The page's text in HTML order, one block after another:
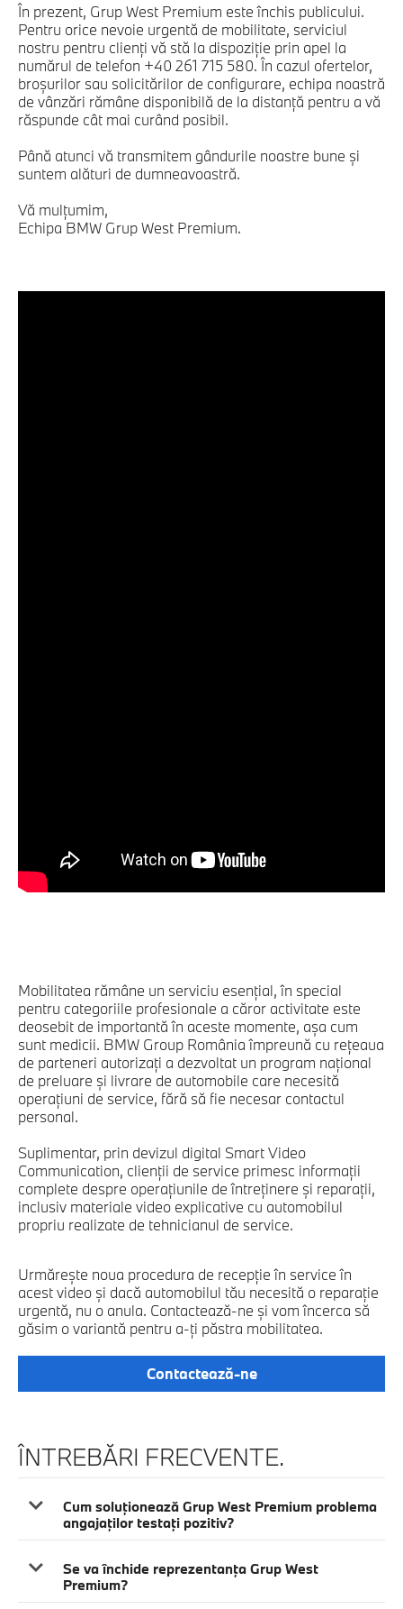
În prezent, Grup West Premium este închis publicului.
Pentru orice nevoie urgentă de mobilitate, serviciul
nostru pentru clienți vă stă la dispoziţie prin apel la
numărul de telefon +40 261 715 580. În cazul ofertelor,
broșurilor sau solicitărilor de configurare, echipa noastră
de vânzări rămâne disponibilă de la distanță pentru a vă
răspunde cât mai curând posibil.
Până atunci vă transmitem gândurile noastre bune şi
suntem alături de dumneavoastră.
Vă mulţumim,
Echipa BMW Grup West Premium.
Mobilitatea rămâne un serviciu esenţial, în special
pentru categoriile profesionale a căror activitate este
deosebit de importantă în aceste momente, aşa cum
sunt medicii. BMW Group România împreună cu reţeaua
de parteneri autorizaţi a dezvoltat un program naţional
de preluare şi livrare de automobile care necesită
operaţiuni de service, fără să fie necesar contactul
personal.
Suplimentar, prin devizul digital Smart Video
Communication, clienţii de service primesc informaţii
complete despre operaţiunile de întreţinere şi reparaţii,
inclusiv materiale video explicative cu automobilul
propriu realizate de tehnicianul de service.
Urmăreşte noua procedura de recepţie în service în
acest video şi dacă automobilul tău necesită o reparaţie
urgentă, nu o anula. Contactează-ne şi vom încerca să
găsim o variantă pentru a-ţi păstra mobilitatea.
Contactează-ne
ÎNTREBĂRI FRECVENTE.
Cum soluţionează Grup West Premium problema
angajaţilor testaţi pozitiv?
Se va închide reprezentanţa Grup West
Premium?